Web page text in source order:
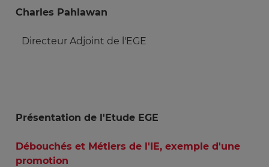
Charles Pahlawan
Directeur Adjoint de l'EGE
Présentation de l'Etude EGE
Débouchés et Métiers de l'IE, exemple d'une
promotion